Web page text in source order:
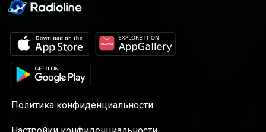
Политика конфиденциальности